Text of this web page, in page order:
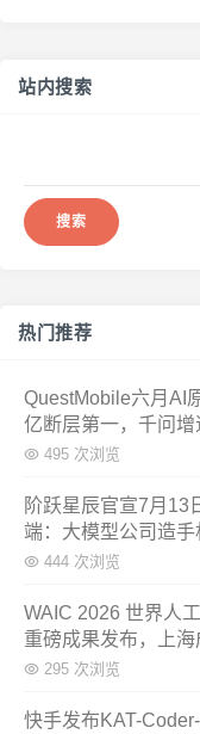
站内搜索
热门推荐
QuestMobile六月AI
亿断层第一，千问
495 次浏览
阶跃星辰官宣7月13
端：大模型公司造手
444 次浏览
WAIC 2026 世界人
重磅成果发布，上
295 次浏览
快手发布KAT-